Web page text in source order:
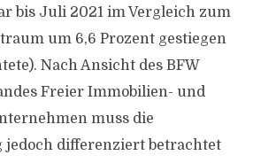
bis Juli 2021 im Vergleich zum
um 6,6 Prozent gestiegen
Nach Ansicht des BFW
Freier Immobilien- und
muss die
differenziert betrachtet